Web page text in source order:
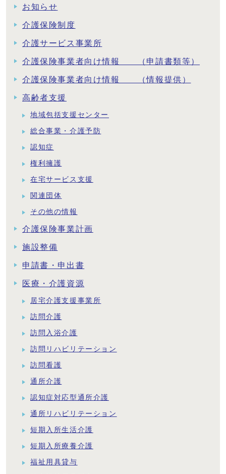
お知らせ
介護保険制度
介護サービス事業所
介護保険事業者向け情報 （申請書類等）
介護保険事業者向け情報 （情報提供）
高齢者支援
地域包括支援センター
総合事業・介護予防
認知症
権利擁護
在宅サービス支援
関連団体
その他の情報
介護保険事業計画
施設整備
申請書・申出書
医療・介護資源
居宅介護支援事業所
訪問介護
訪問入浴介護
訪問リハビリテーション
訪問看護
通所介護
認知症対応型通所介護
通所リハビリテーション
短期入所生活介護
短期入所療養介護
福祉用具貸与